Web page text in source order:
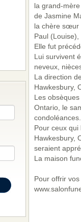
la grand-
de Jasmine
la chère sœur
Paul
Elle fut
Lui survivent
neveux,
La direction
Hawkesbury,
Les
Ontario, le
condoléances.
Pour ceux qui
Hawkesbury,
seraient
La maison
Pour offrir